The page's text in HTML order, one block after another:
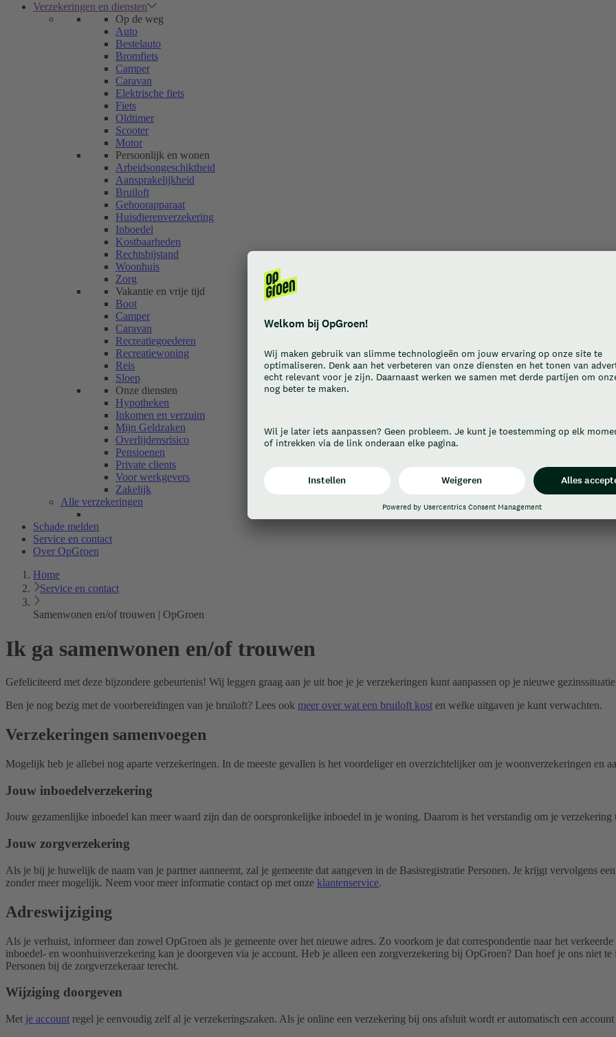
Verzekeringen en diensten
Op de weg
Auto
Bestelauto
Bromfiets
Camper
Caravan
Elektrische fiets
Fiets
Oldtimer
Scooter
Motor
Persoonlijk en wonen
Arbeidsongeschiktheid
Aansprakelijkheid
Bruiloft
Gehoorapparaat
Huisdierenverzekering
Inboedel
Kostbaarheden
Rechtsbijstand
Woonhuis
Zorg
Vakantie en vrije tijd
Boot
Camper
Caravan
Recreatiegoederen
Recreatiewoning
Reis
Sloep
Onze diensten
Hypotheken
Inkomen en verzuim
Mijn Geldzaken
Overlijdensrisico
Pensioenen
Private clients
Voor werkgevers
Zakelijk
Alle verzekeringen
Schade melden
Service en contact
Over OpGroen
Home
Service en contact
Samenwonen en/of trouwen | OpGroen
Ik ga samenwonen en/of trouwen
Gefeliciteerd met deze bijzondere gebeurtenis! Wij leggen graag aan je uit hoe je je verzekeringen kunt aanpassen op je nieuwe
Ben je nog bezig met de voorbereidingen van je bruiloft? Lees ook meer over wat een bruiloft kost en welke uitgaven je kunt verwachten.
Verzekeringen samenvoegen
Mogelijk heb je allebei nog aparte verzekeringen. In de meeste gevallen is het voordeliger en overzichtelijker om je woonverzekeringen en
Jouw inboedelverzekering
Jouw gezamenlijke inboedel kan meer waard zijn dan de oorspronkelijke inboedel in je woning. Daarom is het verstandig om je
Jouw zorgverzekering
Als je bij je huwelijk de naam van je partner aanneemt, zal je gemeente dat aangeven in de Basisregistratie Personen. Je krijgt vervolgens
zonder meer mogelijk. Neem voor meer informatie contact op met onze klantenservice.
Adreswijziging
Als je verhuist, informeer dan zowel OpGroen als je gemeente over het nieuwe adres. Zo voorkom je dat correspondentie naar het
inboedel- en woonhuisverzekering kan je doorgeven via je account. Heb je alleen een zorgverzekering bij OpGroen? Dan hoef je ons niet
Personen bij de zorgverzekeraar terecht.
Wijziging doorgeven
Met je account regel je eenvoudig zelf al je verzekeringszaken. Als je online een verzekering bij ons afsluit wordt er automatisch een